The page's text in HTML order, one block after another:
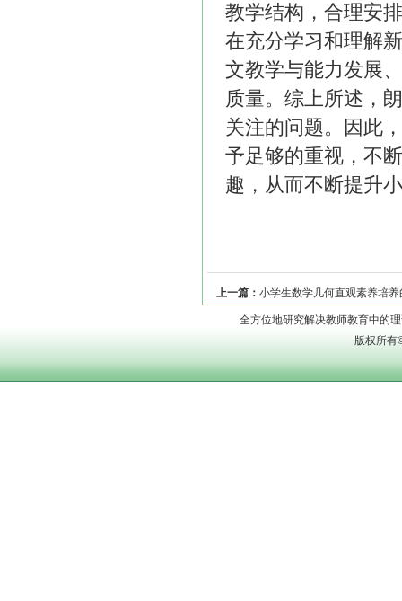
教学结构，合理安
在充分学习和理解
文教学与能力发展
质量。综上所述，
关注的问题。因此
予足够的重视，不
趣，从而不断提升
上一篇： 小学生数学几何直观素养培
全方位地研究解决教师教育中的
版权所有